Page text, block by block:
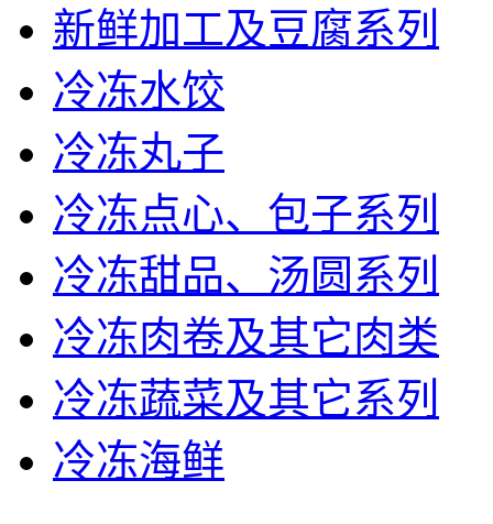
新鲜加工及豆腐系列
冷冻水饺
冷冻丸子
冷冻点心、包子系列
冷冻甜品、汤圆系列
冷冻肉卷及其它肉类
冷冻蔬菜及其它系列
冷冻海鲜